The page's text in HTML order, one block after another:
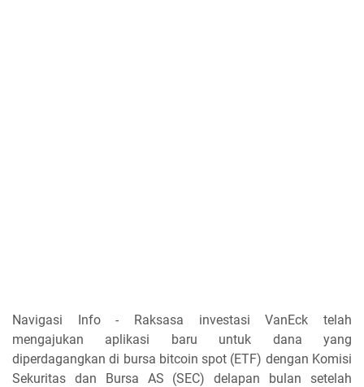
Navigasi Info - Raksasa investasi VanEck telah
mengajukan aplikasi baru untuk dana yang
diperdagangkan di bursa bitcoin spot (ETF) dengan Komisi
Sekuritas dan Bursa AS (SEC) delapan bulan setelah